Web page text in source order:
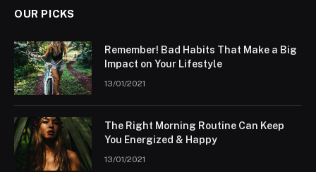
OUR PICKS
Remember! Bad Habits That Make a Big
Impact on Your Lifestyle
13/01/2021
The Right Morning Routine Can Keep
You Energized & Happy
13/01/2021